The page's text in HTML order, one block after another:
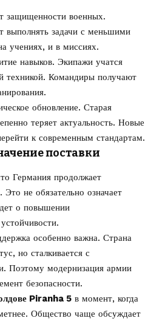
защищенности военных.
выполнять задачи с меньшими
учениях, и в миссиях.
навыков. Экипажи учатся
техникой. Командиры получают
обновление. Старая
теряет актуальность. Новые
к современным стандартам.
поставки
Германия продолжает
не обязательно означает
о повышении
особенно важна. Страна
но сталкивается с
Поэтому модернизация армии
безопасности.
Piranha 5 в момент, когда
Общество чаще обсуждает